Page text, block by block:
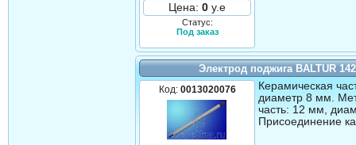
Цена: 0 у.е
Статус:
Под заказ
Электрод поджига BALTUR
Код: 0013020076
Керамическая
диаметр 8 мм.
часть: 12 мм,
Присоединение